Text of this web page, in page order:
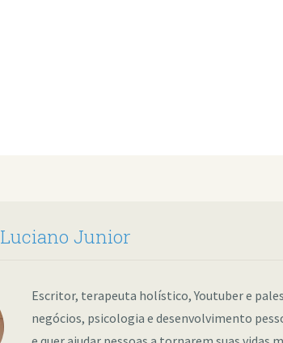
Luciano Junior
Escritor, terapeuta holístico, Youtuber e
negócios, psicologia e desenvolvimento